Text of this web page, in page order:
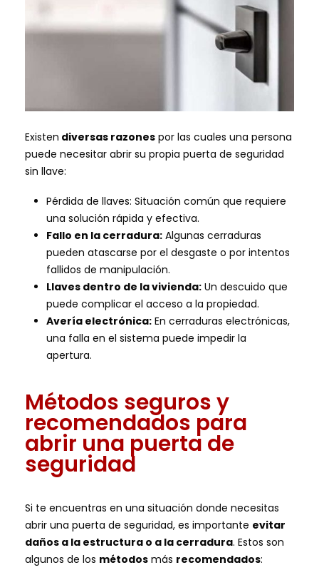
Existen diversas razones por las cuales una persona
puede necesitar abrir su propia puerta de seguridad
sin llave:
Pérdida de llaves: Situación común que requiere
una solución rápida y efectiva.
Fallo en la cerradura:Algunas cerraduras
pueden atascarse por el desgaste o por intentos
fallidos de manipulación.
Llaves dentro de la vivienda:Un descuido que
puede complicar el acceso a la propiedad.
Avería electrónica:En cerraduras electrónicas,
una falla en el sistema puede impedir la
apertura.
Métodos seguros y
recomendados para
abrir una puerta de
seguridad
Si te encuentras en una situación donde necesitas
abrir una puerta de seguridad, es importante evitar
daños a la estructura o a la cerradura. Estos son
algunos de los métodos más recomendados: